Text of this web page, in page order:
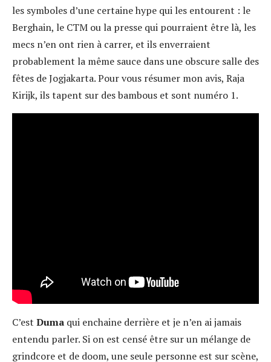
les symboles d’une certaine hype qui les entourent : le
Berghain, le CTM ou la presse qui pourraient être là, les
mecs n’en ont rien à carrer, et ils enverraient
probablement la même sauce dans une obscure salle des
fêtes de Jogjakarta. Pour vous résumer mon avis, Raja
Kirijk, ils tapent sur des bambous et sont numéro 1.
C’est Duma qui enchaine derrière et je n’en ai jamais
entendu parler. Si on est censé être sur un mélange de
grindcore et de doom, une seule personne est sur scène,